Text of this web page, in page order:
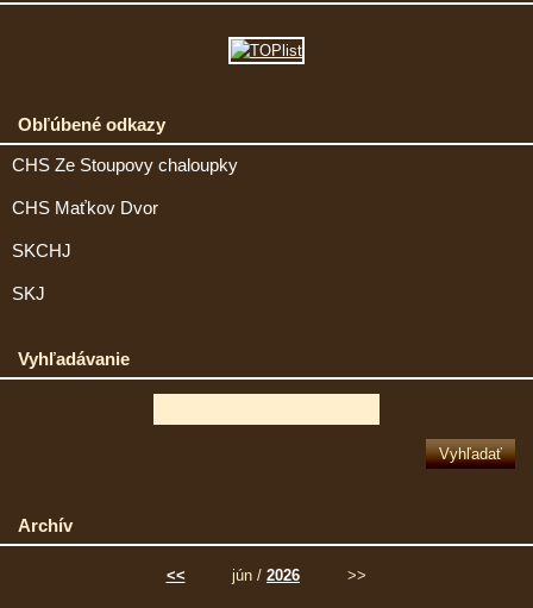
Obľúbené odkazy
CHS Ze Stoupovy chaloupky
CHS Maťkov Dvor
SKCHJ
SKJ
Vyhľadávanie
Archív
<< jún / 2026 >>